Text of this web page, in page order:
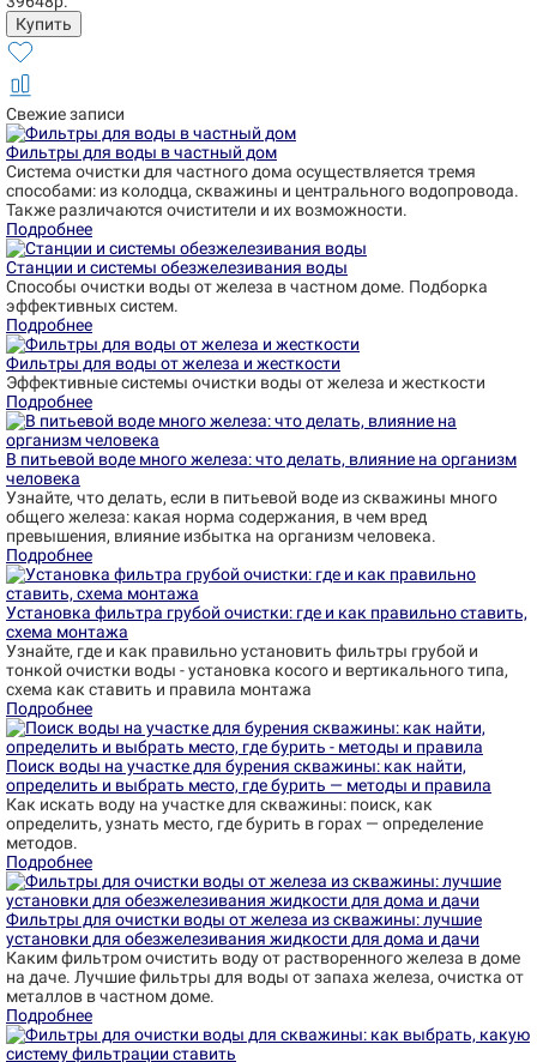
Свежие записи
Фильтры для воды в частный дом
Система очистки для частного дома осуществляется тремя
способами: из колодца, скважины и центрального водопровода.
Также различаются очистители и их возможности.
Подробнее
Станции и системы обезжелезивания воды
Способы очистки воды от железа в частном доме. Подборка
эффективных систем.
Подробнее
Фильтры для воды от железа и жесткости
Эффективные системы очистки воды от железа и жесткости
Подробнее
В питьевой воде много железа: что делать, влияние на организм
человека
Узнайте, что делать, если в питьевой воде из скважины много
общего железа: какая норма содержания, в чем вред
превышения, влияние избытка на организм человека.
Подробнее
Установка фильтра грубой очистки: где и как правильно ставить,
схема монтажа
Узнайте, где и как правильно установить фильтры грубой и
тонкой очистки воды - установка косого и вертикального типа,
схема как ставить и правила монтажа
Подробнее
Поиск воды на участке для бурения скважины: как найти,
определить и выбрать место, где бурить — методы и правила
Как искать воду на участке для скважины: поиск, как
определить, узнать место, где бурить в горах — определение
методов.
Подробнее
Фильтры для очистки воды от железа из скважины: лучшие
установки для обезжелезивания жидкости для дома и дачи
Каким фильтром очистить воду от растворенного железа в доме
на даче. Лучшие фильтры для воды от запаха железа, очистка от
металлов в частном доме.
Подробнее